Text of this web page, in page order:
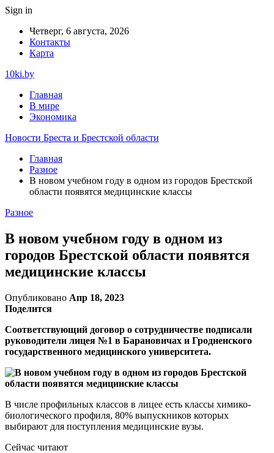
Sign in
Четверг, 6 августа, 2026
Контакты
Карта
10ki.by
Главная
В мире
Экономика
Новости Бреста и Брестской области
Главная
Разное
В новом учебном году в одном из городов Брестской
области появятся медицинские классы
Разное
В новом учебном году в одном из
городов Брестской области появятся
медицинские классы
Опубликовано Апр 18, 2023
Поделится
Соответствующий договор о сотрудничестве подписали
руководители лицея №1 в Барановичах и Гродненского
государственного медицинского университета.
В числе профильных классов в лицее есть классы химико-
биологического профиля, 80% выпускников которых
выбирают для поступления медицинские вузы.
Сейчас читают